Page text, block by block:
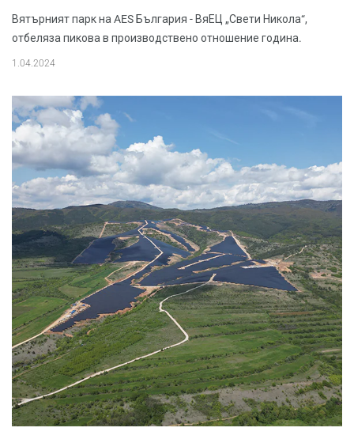
Вятърният парк на AES България - ВяЕЦ „Свети Никола“,
отбеляза пикова в производствено отношение година.
1.04.2024